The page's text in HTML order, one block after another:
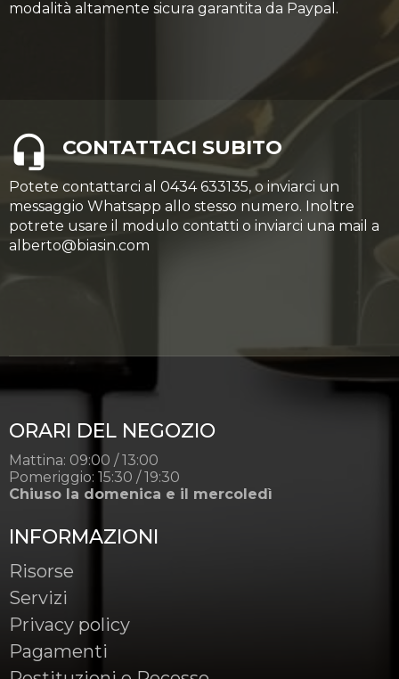
modalità altamente sicura garantita da Paypal.
CONTATTACI SUBITO
Potete contattarci al 0434 633135, o inviarci un
messaggio Whatsapp allo stesso numero. Inoltre
potrete usare il modulo contatti o inviarci una mail a
alberto@biasin.com
ORARI DEL NEGOZIO
Mattina: 09:00 / 13:00
Pomeriggio: 15:30 / 19:30
Chiuso la domenica e il mercoledì
INFORMAZIONI
Risorse
Servizi
Privacy policy
Pagamenti